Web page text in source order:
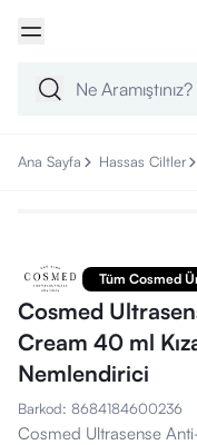
Ana Sayfa Hassas Ciltler
Tüm Cosmed
Cosmed
Cream 40 ml
Nemlendirici
Barkod: 8684184600236
Cosmed Ultrasense